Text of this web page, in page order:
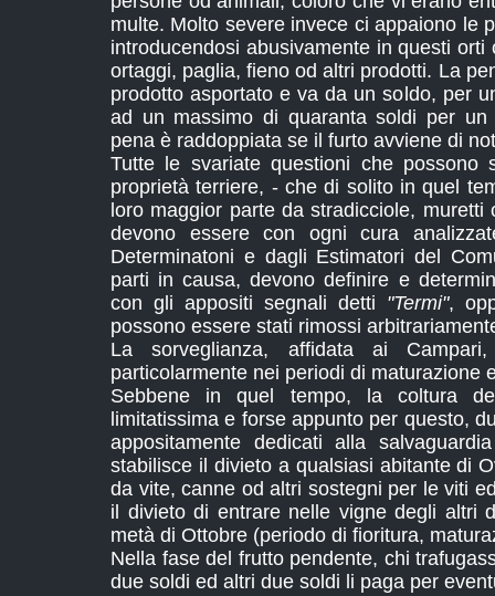
multe. Molto severe invece ci appaiono le
introducendosi abusivamente in questi
ortaggi, paglia, fieno od altri prodotti. La
prodotto asportato e va da un soldo, per
ad un massimo di quaranta soldi per
pena è raddoppiata se il furto avviene di
Tutte le svariate questioni che possono
proprietà terriere, - che di solito in quel
loro maggior parte da stradicciole,
devono essere con ogni cura
Determinatoni e dagli Estimatori del
parti in causa, devono definire e
con gli appositi segnali detti "Termi",
possono essere stati rimossi
La sorveglianza, affidata ai
particolarmente nei periodi di maturazione
Sebbene in quel tempo, la coltura
limitatissima e forse appunto per questo,
appositamente dedicati alla
stabilisce il divieto a qualsiasi abitante di
da vite, canne od altri sostegni per le viti
il divieto di entrare nelle vigne degli altri
metà di Ottobre (periodo di fioritura,
Nella fase del frutto pendente, chi
due soldi ed altri due soldi li paga per